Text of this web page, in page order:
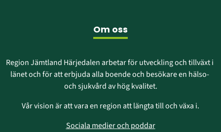
Om oss
Region Jämtland Härjedalen arbetar för utveckling och tillväxt i
länet och för att erbjuda alla boende och besökare en hälso-
och sjukvård av hög kvalitet.
Vår vision är att vara en region att längta till och växa i.
Sociala medier och poddar